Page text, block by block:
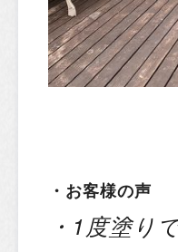
・ お客様の声
・1度塗り